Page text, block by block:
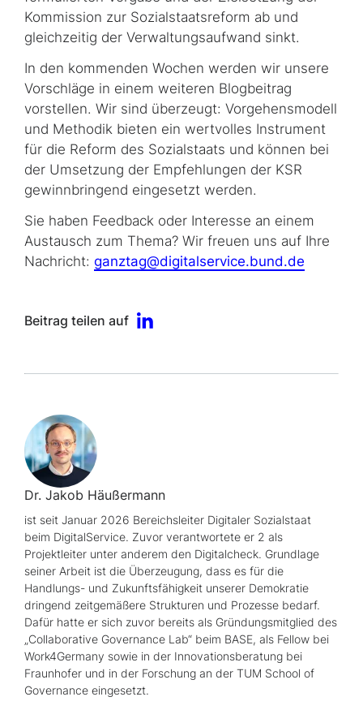
Kommission zur Sozialstaatsreform ab und
gleichzeitig der Verwaltungsaufwand sinkt.
In den kommenden Wochen werden wir unsere
Vorschläge in einem weiteren Blogbeitrag
vorstellen. Wir sind überzeugt: Vorgehensmodell
und Methodik bieten ein wertvolles Instrument
für die Reform des Sozialstaats und können bei
der Umsetzung der Em­pfeh­lung­en der KSR
gewinnbringend eingesetzt werden.
Sie haben Feedback oder Interesse an einem
Austausch zum Thema? Wir freuen uns auf Ihre
Nachricht: ganztag@digitalservice.bund.de
Beitrag teilen auf
Dr. Jakob Häußermann
ist seit Januar 2026 Bereichsleiter Digitaler Sozialstaat
beim DigitalService. Zuvor verantwortete er 2 als
Projektleiter unter anderem den Digitalcheck. Grundlage
seiner Arbeit ist die Überzeugung, dass es für die
Handlungs- und Zukunftsfähigkeit unserer Demokratie
dringend zeitgemäßere Strukturen und Prozesse bedarf.
Dafür hatte er sich zuvor bereits als Gründungsmitglied des
„Collaborative Governance Lab“ beim BASE, als Fellow bei
Work4Germany sowie in der Innovationsberatung bei
Fraunhofer und in der Forschung an der TUM School of
Governance eingesetzt.